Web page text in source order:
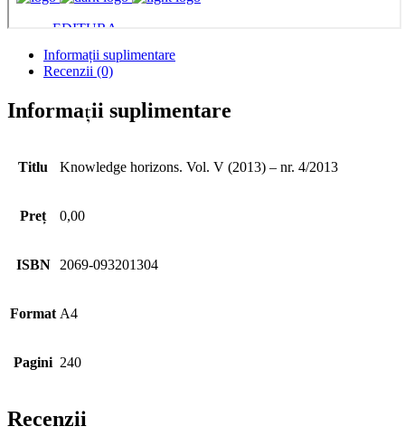
Informații suplimentare
Recenzii (0)
Informații suplimentare
Titlu Knowledge horizons. Vol. V (2013) – nr. 4/2013
Preț 0,00
ISBN 2069-093201304
Format A4
Pagini 240
Recenzii